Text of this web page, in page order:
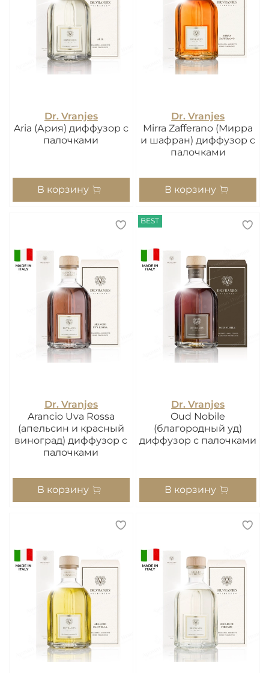
Dr. Vranjes
Aria (Ария) диффузор с
палочками
В корзину
Dr. Vranjes
Mirra Zafferano (Мирра
и шафран) диффузор с
палочками
В корзину
Dr. Vranjes
Arancio Uva Rossa
(апельсин и красный
виноград) диффузор с
палочками
В корзину
BEST
Dr. Vranjes
Oud Nobile
(благородный уд)
диффузор с палочками
В корзину